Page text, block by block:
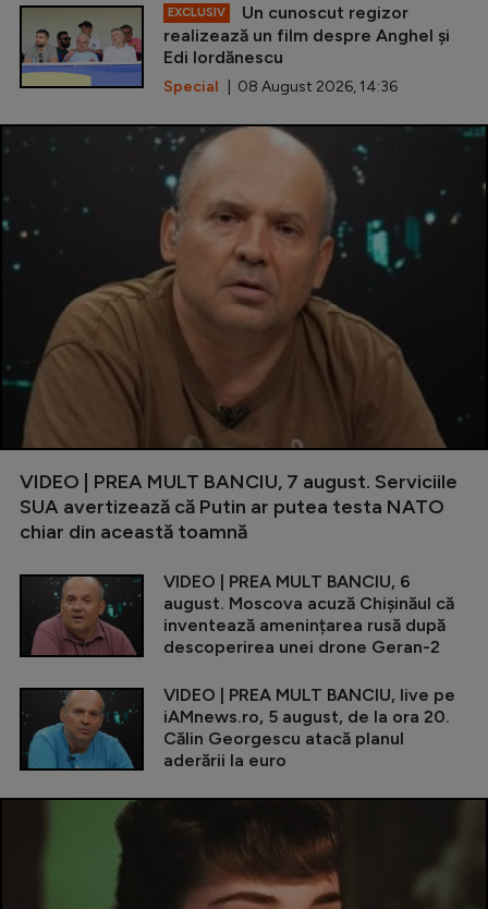
EXCLUSIV
Un cunoscut regizor
realizează un film despre Anghel și
Edi Iordănescu
Special | 08 August 2026, 14:36
VIDEO | PREA MULT BANCIU, 7 august. Serviciile
SUA avertizează că Putin ar putea testa NATO
chiar din această toamnă
VIDEO | PREA MULT BANCIU, 6
august. Moscova acuză Chișinăul că
inventează amenințarea rusă după
descoperirea unei drone Geran-2
VIDEO | PREA MULT BANCIU, live pe
iAMnews.ro, 5 august, de la ora 20.
Călin Georgescu atacă planul
aderării la euro